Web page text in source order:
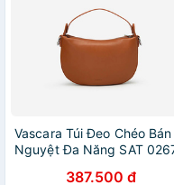
Vascara Túi Đeo Chéo Bán
Nguyệt Đa Năng SAT
387.500 đ